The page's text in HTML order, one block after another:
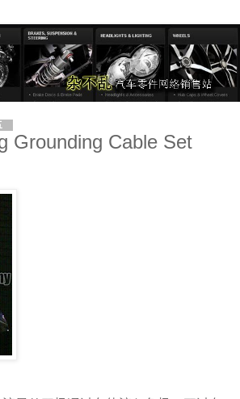
Grounding Cable Set